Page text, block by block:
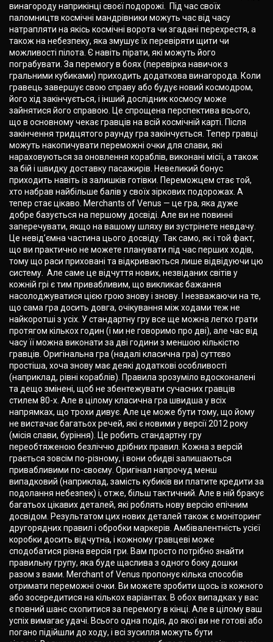
винагороду наприкінці своєї подорожі. Під час своїх
паломництв космічні мандрівники можуть час від часу
натрапляти на якісь космічні ворота чи згадані перехрестя, а
також на небезпеку, яка змушує їх перевіряти щити чи
можливості пілота. Є навіть пірати, які можуть його
пограбувати. За перемогу в боях (перевірка навичок з
гральними кубиками) приходить додаткова винагорода. Коли
гравець завершує свою справу або будує новий космодром,
його хід закінчується, і інший дослідник космосу може
зайнятися його справою. Це спрощена перспектива всього,
що в основному чекає гравців на всій космічній карті. Після
закінчення тридцятого раунду гра закінчується. Тепер гравці
можуть накопичувати переможні очки для слави, які
нараховуються за оновлення кораблів, виконані місії, а також
за бій і швидку доставку пасажирів. Невеликий бонус
приходить навіть із залишків готівки. Переможцем стає той,
хто набрав найбільше балів у своїх зіркових подорожах. А
тепер стає цікаво. Merchants of Venus — це гра, яка дуже
добре базується на першому досвіді. Але ви не повинні
заперечувати, якщо на вашому шляху ви зустрінете невдачу.
Це невід’ємна частина цього досвіду. Так само, як і той факт,
що ви практично не можете планувати під час перших ходів,
тому що раси приховані та відкриваються лише відвідуючи цю
систему. Але саме це відчуття нових, незвіданих світів у
кожній грі є тим привабливим, що викликає бажання
насолоджуватися цією грою знову і знову. І незважаючи на те,
що сама гра досить довга, очікування між ходами теж не
найкоротші з усіх. У стандартну гру все ще можна легко грати
протягом кількох годин (і ми не говоримо про дві), але час від
часу її можна виконати за дві години з меншою кількістю
гравців. Оригінальна гра (надалі класична гра) суттєво
простіша, хоча знову має деякі додаткові особливості
(наприклад, рівні кораблів). Правила зрозуміло вдосконалені
та дещо змінені, щоб не збентежувати сучасних гравців
стилем 80-х. Але в цілому класична гра швидша у всіх
напрямках, що трохи дивує. Але це може бути тому, що йому
не вистачає багатьох речей, які є новими у версії 2012 року
(місія слави, буріння). Це робить стандартну гру
переобтяженою безліччю дрібних правил. Кожна з версій
грається зовсім по-різному, і вони обидві залишаються
привабливими по-своєму. Оригінал напрочуд менш
випадковий (наприклад, замість кубиків ви платите кредити за
подолання небезпек) і, отже, більш тактичний. Але в ній бракує
багатьох цікавих деталей, які роблять нову версію епічним
досвідом. Результатом цих нових деталей також є моніторинг
другорядних правил і обробки маркерів. Амбівалентність усієї
коробки досить відчутна, і кожному гравцеві може
сподобатися різна версія гри. Вам просто потрібно знайти
правильну групу, яка буде щаслива з одного боку дошки
разом з вами. Merchant of Venus пропонує кілька способів
отримати переможні очки. Ви можете зробити щось із кожного
або зосередитися на кількох варіантах. В обох випадках у вас
є повний шанс схопитися за перемогу в кінці. Але в цілому ваш
успіх вимагає удачі. Всього одна подія, до якої ви не готові або
погано підійшли до ходу, і всі зусилля можуть бути